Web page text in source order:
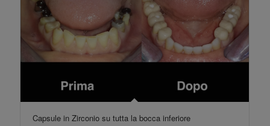
Capsule in Zirconio su tutta la bocca inferiore